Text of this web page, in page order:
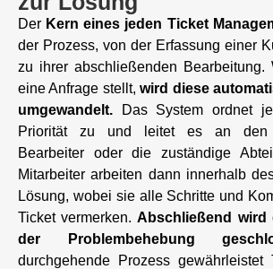
Der Kern eines jeden Ticket
der Prozess, von der Erfassung einer
zu ihrer abschließenden Bearbeitung.
eine Anfrage stellt,wird diese
umgewandelt. Das System ordnet
Priorität zu und leitet es an den
Bearbeiter oder die zuständige
Mitarbeiter arbeiten dann innerhalb
Lösung, wobei sie alle Schritte und
Ticket vermerken.Abschließend wird
der Problembehebung
durchgehende Prozess gewährleistet